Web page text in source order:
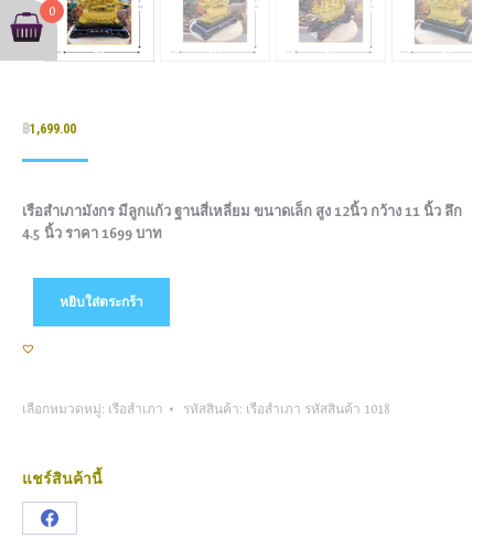
฿1,699.00
เรือสำเภามังกร มีลูกแก้ว ฐานสี่เหลี่ยม ขนาดเล็ก สูง 12นิ้ว กว้าง 11 นิ้ว ลึก
4.5 นิ้ว ราคา 1699 บาท
หยิบใส่ตระกร้า
เลือกหมวดหมู่: เรือสำเภา รหัสสินค้า: เรือสำเภา รหัสสินค้า 1018
แชร์สินค้านี้
Share
0